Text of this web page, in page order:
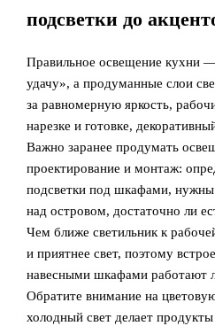
подсветки до
Правильное освещение кухни
удачу», а продуманные слои
за равномерную яркость,
нарезке и готовке,
Важно заранее продумать
проектирование и монтаж:
подсветки под шкафами, нужны
над островом, достаточно ли
Чем ближе светильник к
и приятнее свет, поэтому
навесными шкафами работают
Обратите внимание на
холодный свет делает